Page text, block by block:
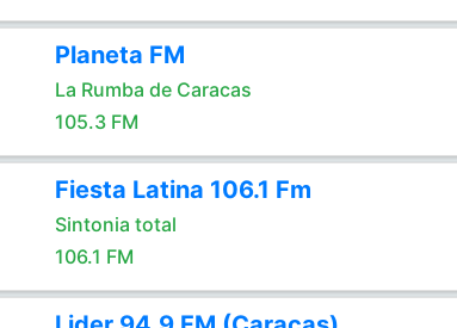
Planeta FM
La Rumba de Caracas
105.3 FM
Fiesta Latina 106.1 Fm
Sintonia total
106.1 FM